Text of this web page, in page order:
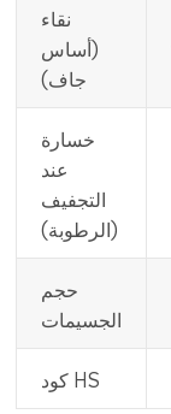
نقاء
(أساس
جاف)
خسارة
عند
التجفيف
(الرطوبة)
حجم
الجسيمات
كود HS